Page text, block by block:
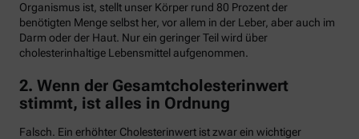
Organismus ist, stellt unser Körper rund 80 Prozent der
benötigten Menge selbst her, vor allem in der Leber, aber auch im
Darm oder der Haut. Nur ein geringer Teil wird über
cholesterinhaltige Lebensmittel aufgenommen.
2. Wenn der Gesamtcholesterinwert
stimmt, ist alles in Ordnung
Falsch. Ein erhöhter Cholesterinwert ist zwar ein wichtiger